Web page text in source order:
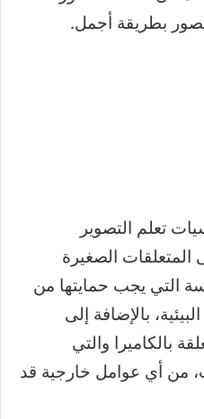
بطريقة أجمل.
تعلم التصوير
المتعلقات الصغيرة
التي يجب حمايتها من
بالإضافة إلى
بالكاميرا والتي
من أي عوامل خارجية قد